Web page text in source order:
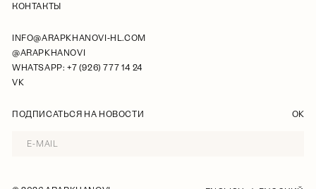
КОНТАКТЫ
INFO@ARAPKHANOVI-HL.COM
@ARAPKHANOVI
WHATSAPP: +7 (926) 777 14 24
VK
ПОДПИСАТЬСЯ НА НОВОСТИ OK